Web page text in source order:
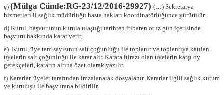
ç) (Mülga Cümle:RG-23/12/2016-29927) (…) Sekretarya
hizmetleri il sağlık müdürlüğü hasta hakları koordinatörlüğünce yürütülür.
d) Kurul, başvurunun kurula ulaştığı tarihten itibaren otuz gün içerisinde
başvuru hakkında karar verir.
e) Kurul, üye tam sayısının salt çoğunluğu ile toplanır ve toplantıya katılan
üyelerin salt çoğunluğu ile karar alır. Karara itirazı olan üyelerin karşı oy
gerekçeleri, kararın altına özet olarak yazılır.
f) Kararlar, üyeler tarafından imzalanarak dosyalanır. Kararlar ilgili sağlık kurum
ve kuruluşu ile başvurana bildirilir.